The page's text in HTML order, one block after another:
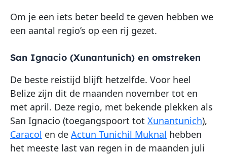
Om je een iets beter beeld te geven hebben we
een aantal regio’s op een rij gezet.
San Ignacio (Xunantunich) en omstreken
De beste reistijd blijft hetzelfde. Voor heel
Belize zijn dit de maanden november tot en
met april. Deze regio, met bekende plekken als
San Ignacio (toegangspoort tot Xunantunich),
Caracol en de Actun Tunichil Muknal hebben
het meeste last van regen in de maanden juli